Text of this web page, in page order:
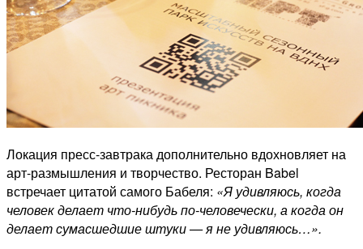
Локация пресс-завтрака дополнительно вдохновляет на
арт-размышления и творчество. Ресторан Babel
встречает цитатой самого Бабеля: «Я удивляюсь, когда
человек делает что-нибудь по-человечески, а когда он
делает сумасшедшие штуки — я не удивляюсь…».